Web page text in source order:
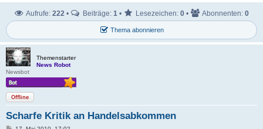
Thema abonnieren
Aufrufe: 222 • Beiträge: 1 • Lesezeichen: 0 • Abonnenten: 0
Themenstarter
News Robot
Newsbot
Offline
Scharfe Kritik an Handelsabkommen